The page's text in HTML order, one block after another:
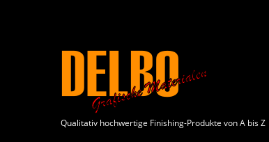
Qualitativ hochwertige Finishing-Produkte von A bis Z